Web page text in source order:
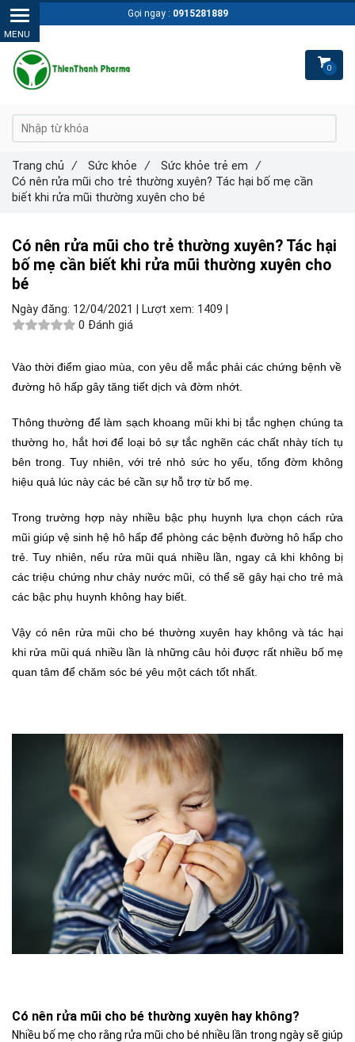
Có nên rửa mũi cho trẻ thường xuyên? Tác hại
bố mẹ cần biết khi rửa mũi thường xuyên cho
bé
Ngày đăng: 12/04/2021 | Lượt xem: 1409 |
0 Đánh giá
Vào thời điểm giao mùa, con yêu dễ mắc phải các chứng bệnh về
đường hô hấp gây tăng tiết dịch và đờm nhớt.
Thông thường để làm sạch khoang mũi khi bị tắc nghẹn chúng ta
thường ho, hắt hơi để loại bỏ sự tắc nghẽn các chất nhày tích tụ
bên trong. Tuy nhiên, với trẻ nhỏ sức ho yếu, tống đờm không
hiệu quả lúc này các bé cần sự hỗ trợ từ bố mẹ.
Trong trường hợp này nhiều bậc phụ huynh lựa chọn cách rửa
mũi giúp vệ sinh hệ hô hấp để phòng các bệnh đường hô hấp cho
trẻ. Tuy nhiên, nếu rửa mũi quá nhiều lần, ngay cả khi không bị
các triệu chứng như chảy nước mũi, có thể sẽ gây hại cho trẻ mà
các bậc phụ huynh không hay biết.
Vậy có nên rửa mũi cho bé thường xuyên hay không và tác hại
khi rửa mũi quá nhiều lần là những câu hỏi được rất nhiều bố mẹ
quan tâm để chăm sóc bé yêu một cách tốt nhất.
Có nên rửa mũi cho bé thường xuyên hay không?
Nhiều bố mẹ cho rằng rửa mũi cho bé nhiều lần trong ngày sẽ giúp
Trang chủ / Sức khỏe / Sức khỏe trẻ em
/
Có nên rửa mũi cho trẻ thường xuyên? Tác hại bố mẹ cần
biết khi rửa mũi thường xuyên cho bé
Gọi ngay : 0915281889
0